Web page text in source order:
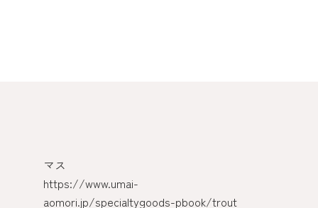
マス
https://www.umai-
aomori.jp/specialtygoods-pbook/trout